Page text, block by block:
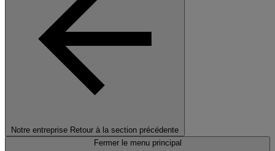
Notre entreprise Retour à la section précédente
Fermer le menu principal